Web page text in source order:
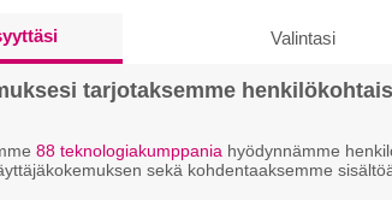
Valintasi
tarjotaksemme
88 teknologiakumppania hyödynnämme
sekä kohdentaaksemme